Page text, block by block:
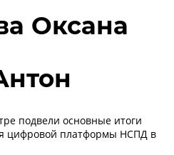
Оксана
подвели основные итоги
цифровой платформы НСПД в